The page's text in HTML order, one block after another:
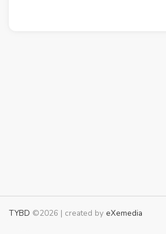
TYBD ©2026 | created by eXemedia